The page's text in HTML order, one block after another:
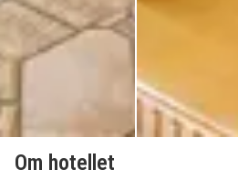
Om hotellet